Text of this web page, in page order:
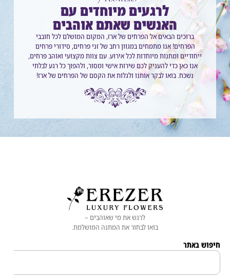
לרגעים מיוחדים עם
האנשים שאתם אוהבים
ברוכים הבאים אל הפרחים של ארז, המקום המושלם לכל חובבי
הפרחים! אנו מתמחים במגוון רחב של זני פרחים, סידורי פרחים
ייחודיים ומתנות מיוחדות לכל אירוע. עם צוות מקצועי ואוהב פרחים,
אנו כאן כדי להעניק לכם שירות אישי ומסור, ולהפוך כל רגע לבלתי
נשכח. בואו לבקר אותנו ולגלות את הקסם של הפרחים של ארז!
לרגש את מי שאוהבים –
בואו לבחור את המתנה המושלמת.
באתר